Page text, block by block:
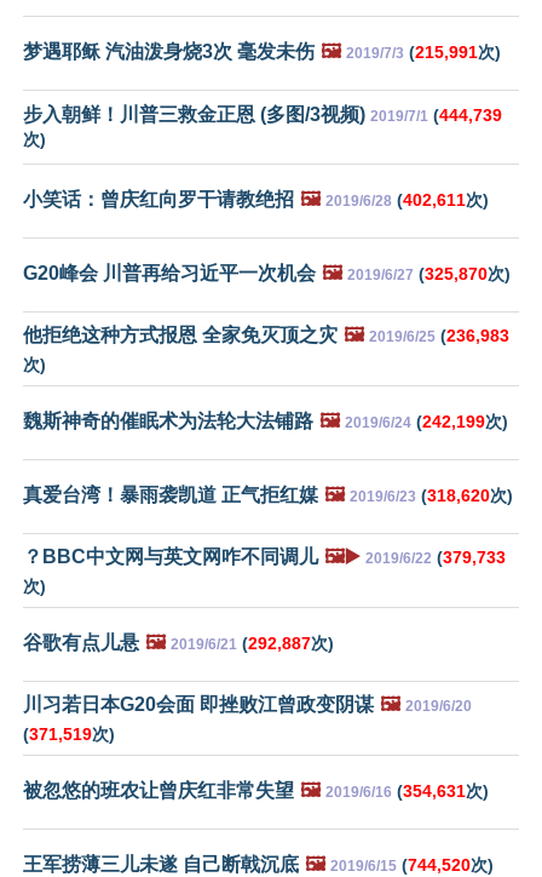
梦遇耶稣 汽油泼身烧3次 毫发未伤 🖼️ 2019/7/3 (215,991次)
步入朝鲜！川普三救金正恩 (多图/3视频) 2019/7/1 (444,739
次)
小笑话：曾庆红向罗干请教绝招 🖼️ 2019/6/28 (402,611次)
G20峰会 川普再给习近平一次机会 🖼️ 2019/6/27 (325,870次)
他拒绝这种方式报恩 全家免灭顶之灾 🖼️ 2019/6/25 (236,983
次)
魏斯神奇的催眠术为法轮大法铺路 🖼️ 2019/6/24 (242,199次)
真爱台湾！暴雨袭凯道 正气拒红媒 🖼️ 2019/6/23 (318,620次)
？BBC中文网与英文网咋不同调儿 🖼️▶️ 2019/6/22 (379,733
次)
谷歌有点儿悬 🖼️ 2019/6/21 (292,887次)
川习若日本G20会面 即挫败江曾政变阴谋 🖼️ 2019/6/20
(371,519次)
被忽悠的班农让曾庆红非常失望 🖼️ 2019/6/16 (354,631次)
王军捞薄三儿未遂 自己断戟沉底 🖼️ 2019/6/15 (744,520次)